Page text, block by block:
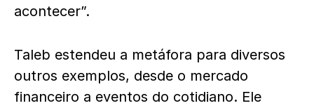
acontecer”.
Taleb estendeu a metáfora para diversos
outros exemplos, desde o mercado
financeiro a eventos do cotidiano. Ele